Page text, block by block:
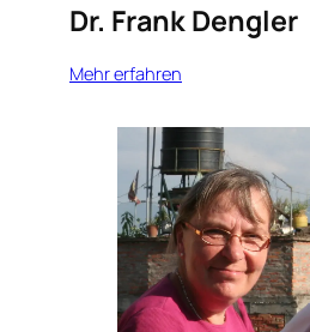
Dr. Frank Dengler
Mehr erfahren